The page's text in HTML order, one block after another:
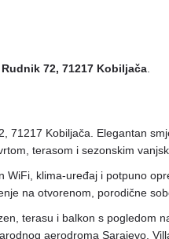
Rudnik 72, 71217 Kobiljača
71217 Kobiljača. Elegantan
terasom i sezonskim
WiFi, klima-uređaj i potpuno
na otvorenom, porodične
terasu i balkon s pogledom
aerodroma Sarajevo,